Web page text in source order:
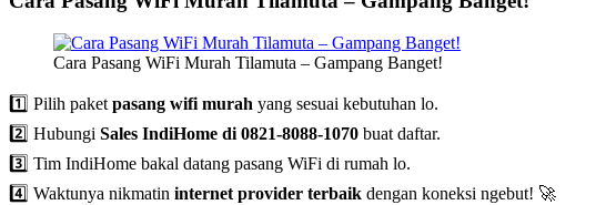
Cara Pasang WiFi Murah Tilamuta – Gampang Banget!
1️⃣ Pilih paket pasang wifi murah yang sesuai kebutuhan lo.
2️⃣ Hubungi Sales IndiHome di 0821-8088-1070 buat daftar.
3️⃣ Tim IndiHome bakal datang pasang WiFi di rumah lo.
4️⃣ Waktunya nikmatin internet provider terbaik dengan koneksi ngebut! 🚀